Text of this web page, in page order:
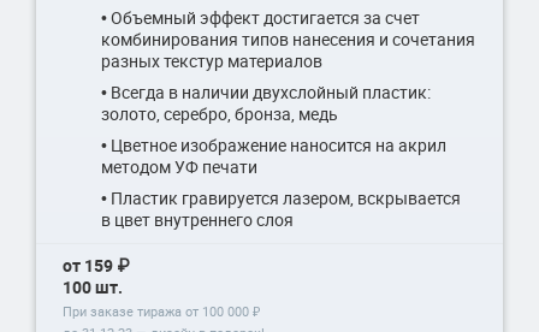
• Объемный эффект достигается за счет
комбинирования типов нанесения и сочетания
разных текстур материалов
• Всегда в наличии двухслойный пластик:
золото, серебро, бронза, медь
• Цветное изображение наносится на акрил
методом УФ печати
• Пластик гравируется лазером, вскрывается
в цвет внутреннего слоя
от 159 ₽
100 шт.
При заказе тиража от 100 000 ₽